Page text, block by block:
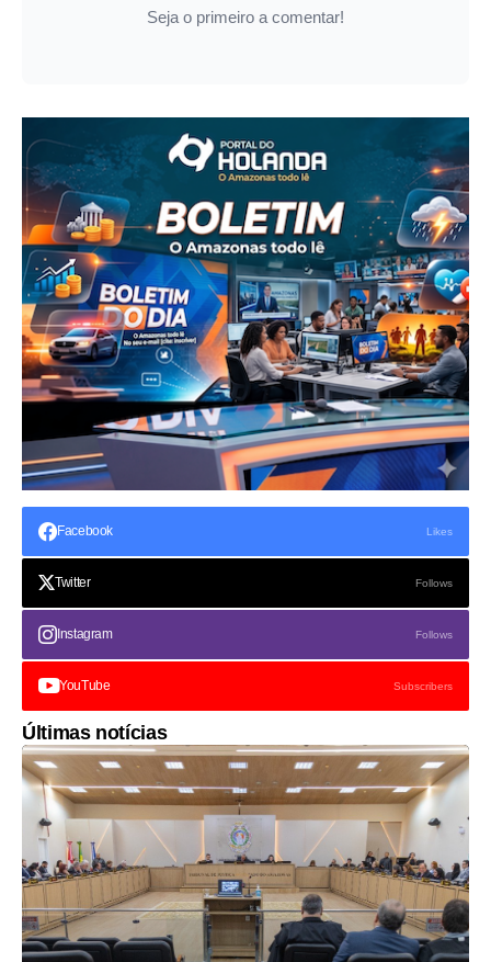
Seja o primeiro a comentar!
Facebook Likes
Twitter Follows
Instagram Follows
YouTube Subscribers
Últimas notícias